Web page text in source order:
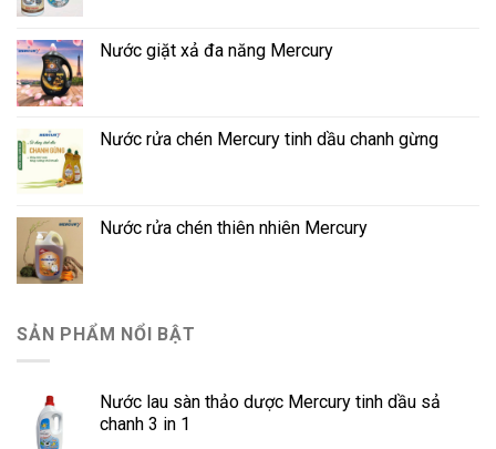
Nước giặt xả đa năng Mercury
Nước rửa chén Mercury tinh dầu chanh gừng
Nước rửa chén thiên nhiên Mercury
SẢN PHẨM NỔI BẬT
Nước lau sàn thảo dược Mercury tinh dầu sả
chanh 3 in 1